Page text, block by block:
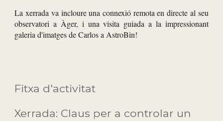
La xerrada va incloure una connexió remota en directe al seu
observatori a Àger, i una visita guiada a la impressionant
galeria d'imatges de Carlos a AstroBin!
Fitxa d'activitat
Xerrada: Claus per a controlar un